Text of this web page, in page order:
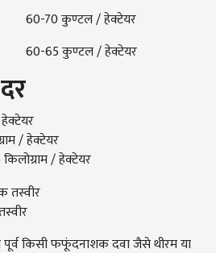
70 कुण्टल / हेक्टेयर
65 कुण्टल / हेक्टेयर
दर
/ हेक्टेयर
/ हेक्टेयर
किसी फफूंदनाशक दवा जैसे थीरम या